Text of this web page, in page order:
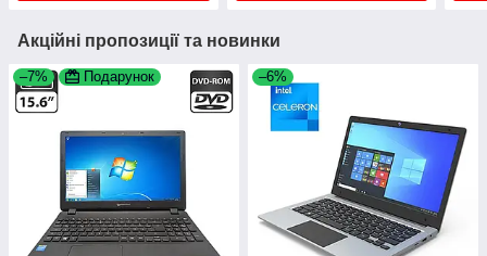
Акційні пропозиції та новинки
–7% Подарунок –6%